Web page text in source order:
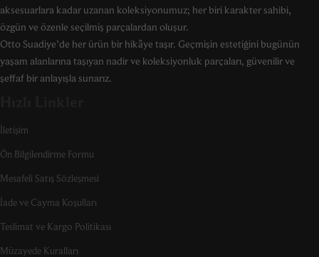
aksesuarlara kadar uzanan koleksiyonumuz; her biri karakter sahibi,
özgün ve özenle seçilmiş parçalardan oluşur.
Otto Suadiye’de her ürün bir hikâye taşır. Geçmişin estetiğini bugünün
yaşam alanlarına taşıyan nadir ve koleksiyonluk parçaları, güvenilir ve
şeffaf bir anlayışla sunarız.
İletişim
Ön Bilgilendirme Formu
Mesafeli Satış Sözleşmesi
İade ve Cayma Koşulları
Teslimat ve Kargo Politikası
Müzayede Kuralları